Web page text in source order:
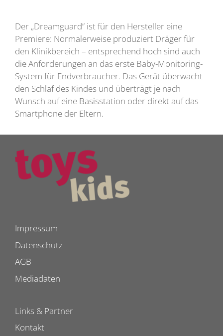
Der „Dreamguard“ ist für den Hersteller eine
Premiere: Normalerweise produziert Dräger für
den Klinikbereich – entsprechend hoch sind auch
die Anforderungen an das erste Baby-Monitoring-
System für Endverbraucher. Das Gerät überwacht
den Schlaf des Kindes und überträgt je nach
Wunsch auf eine Basisstation oder direkt auf das
Smartphone der Eltern.
Impressum
Datenschutz
AGB
Mediadaten
Links & Partner
Kontakt